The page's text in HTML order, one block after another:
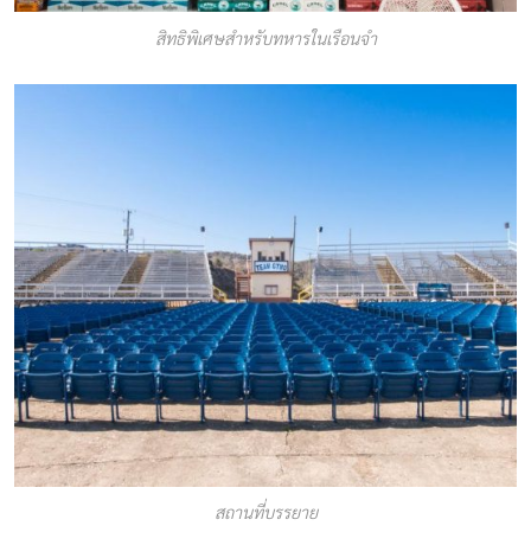
สิทธิพิเศษสำหรับทหารในเรือนจำ
สถานที่บรรยาย